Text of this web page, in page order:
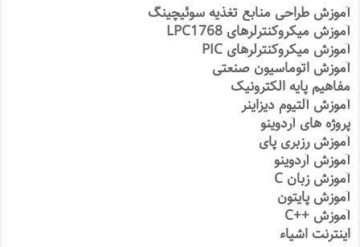
آموزش طراحی منابع تغذیه سوئیچینگ
آموزش میکروکنترلرهای LPC1768
آموزش میکروکنترلرهای PIC
آموزش اتوماسیون صنعتی
مفاهیم پایه الکترونیک
آموزش آلتیوم دیزاینر
پروژه های آردوینو
آموزش رزبری پای
آموزش آردوینو
آموزش زبان C
آموزش پایتون
آموزش ++C
اینترنت اشیاء